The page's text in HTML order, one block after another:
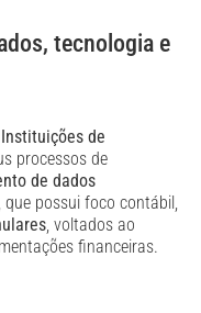
tecnologia e
de
processos de
de dados
que possui foco contábil,
, voltados ao
financeiras.